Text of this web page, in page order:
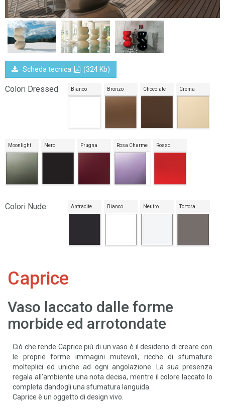
Scheda tecnica (324 Kb)
Colori Dressed Bianco Bronzo Chocolate Crema
Moonlight Nero Prugna Rosa Charme Rosso
Colori Nude Antracite Bianco Neutro Tortora
Caprice
Vaso laccato dalle forme
morbide ed arrotondate
Ciò che rende Caprice più di un vaso è il desiderio di creare con
le proprie forme immagini mutevoli, ricche di sfumature
molteplici ed uniche ad ogni angolazione. La sua presenza
regala all’ambiente una nota decisa, mentre il colore laccato lo
completa dandogli una sfumatura languida.
Caprice è un oggetto di design vivo.